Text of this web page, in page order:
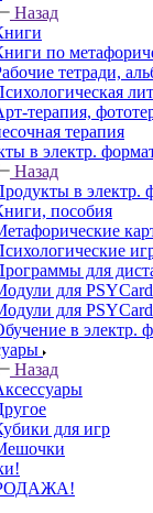
Назад
по
тетради,
терапия,
терапия
в электр.
Назад
в электр.
пособия
для
для
для
в электр.
Назад
для игр